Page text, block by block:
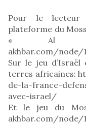
Pour le lecteur
plateforme du
« Al
akhbar.com/node/
Sur le jeu
terres africaines:
de-la-france-
avec-israel/
Et le jeu du
akhbar.com/node/